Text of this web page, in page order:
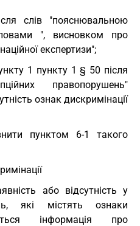
слів "пояснювальною
", висновком про
експертизи";
1 пункту 1 § 50 після
правопорушень"
ознак дискримінації
пунктом 6-1 такого
або відсутність у
які містять ознаки
інформація про